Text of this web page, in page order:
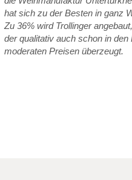
hat sich zu der Besten in ganz
Zu 36% wird Trollinger
der qualitativ auch schon in
moderaten Preisen überzeugt.